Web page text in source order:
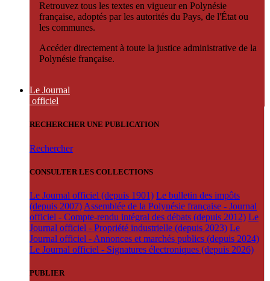
Retrouvez tous les textes en vigueur en Polynésie
française, adoptés par les autorités du Pays, de l'État ou
les communes.
Accéder directement à toute la justice administrative de la
Polynésie française.
Le Journal
officiel
RECHERCHER UNE PUBLICATION
Rechercher
CONSULTER LES COLLECTIONS
Le Journal officiel (depuis 1901) Le bulletin des impôts
(depuis 2007) Assemblée de la Polynésie française - Journal
officiel - Compte-rendu intégral des débats (depuis 2012) Le
Journal officiel - Propriété industrielle (depuis 2023) Le
Journal officiel - Annonces et marchés publics (depuis 2024)
Le Journal officiel - Signatures électroniques (depuis 2026)
PUBLIER